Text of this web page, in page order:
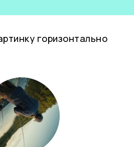
горизонтально